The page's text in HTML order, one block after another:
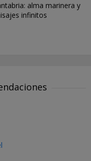
alma marinera y
infinitos